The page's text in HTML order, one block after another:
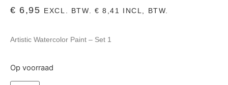
€ 6,95 EXCL. BTW. € 8,41 INCL, BTW.
Artistic Watercolor Paint – Set 1
Op voorraad